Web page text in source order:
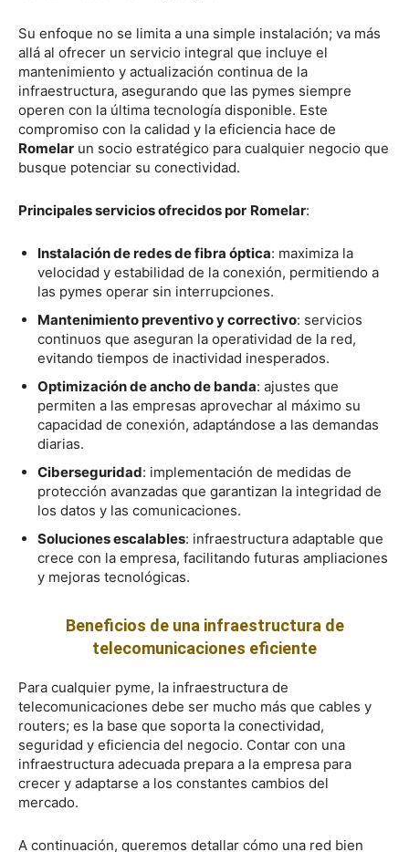
Su enfoque no se limita a una simple instalación; va más
allá al ofrecer un servicio integral que incluye el
mantenimiento y actualización continua de la
infraestructura, asegurando que las pymes siempre
operen con la última tecnología disponible. Este
compromiso con la calidad y la eficiencia hace de
Romelar un socio estratégico para cualquier negocio que
busque potenciar su conectividad.
Principales servicios ofrecidos por Romelar:
Instalación de redes de fibra óptica: maximiza la
velocidad y estabilidad de la conexión, permitiendo a
las pymes operar sin interrupciones.
Mantenimiento preventivo y correctivo: servicios
continuos que aseguran la operatividad de la red,
evitando tiempos de inactividad inesperados.
Optimización de ancho de banda: ajustes que
permiten a las empresas aprovechar al máximo su
capacidad de conexión, adaptándose a las demandas
diarias.
Ciberseguridad: implementación de medidas de
protección avanzadas que garantizan la integridad de
los datos y las comunicaciones.
Soluciones escalables: infraestructura adaptable que
crece con la empresa, facilitando futuras ampliaciones
y mejoras tecnológicas.
Beneficios de una infraestructura de
telecomunicaciones eficiente
Para cualquier pyme, la infraestructura de
telecomunicaciones debe ser mucho más que cables y
routers; es la base que soporta la conectividad,
seguridad y eficiencia del negocio. Contar con una
infraestructura adecuada prepara a la empresa para
crecer y adaptarse a los constantes cambios del
mercado.
A continuación, queremos detallar cómo una red bien